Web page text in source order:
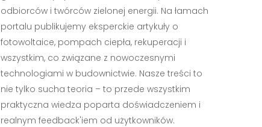
odbiorców i twórców zielonej energii. Na łamach
portalu publikujemy eksperckie artykuły o
fotowoltaice, pompach ciepła, rekuperacji i
wszystkim, co związane z nowoczesnymi
technologiami w budownictwie. Nasze treści to
nie tylko sucha teoria – to przede wszystkim
praktyczna wiedza poparta doświadczeniem i
realnym feedback'iem od użytkowników.